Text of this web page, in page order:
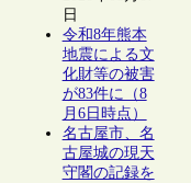
日
令和8年熊本
地震による文
化財等の被害
が83件に（8
月6日時点）
名古屋市、名
古屋城の現天
守閣の記録を